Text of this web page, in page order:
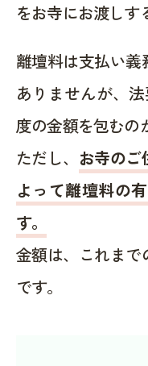
をお寺にお渡しす
離壇料は支払い
ありませんが、
度の金額を包むの
ただし、 お寺のご
よって離壇料の
す。
金額は、これま
です。